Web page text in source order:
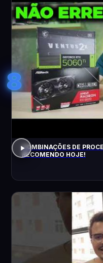
8
COMBINAÇÕES DE
RECOMENDO HOJE!